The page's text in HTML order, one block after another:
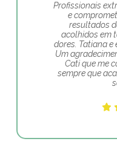
Profissionais
e
resultados
acolhidos em
dores. Tatiana e
Um
Cati que me
sempre que